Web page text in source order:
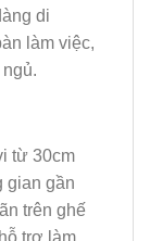
di
làm việc,
từ 30cm
gian gần
trên ghế